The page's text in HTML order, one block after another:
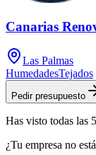
Canarias
Las Palmas
HumedadesTejados
Pedir presupuesto
Has visto todas las 5
¿Tu empresa no